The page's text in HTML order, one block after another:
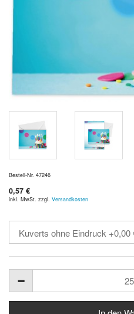
Bestell-Nr. 47246
0,57 €
inkl. MwSt. zzgl. Versandkosten